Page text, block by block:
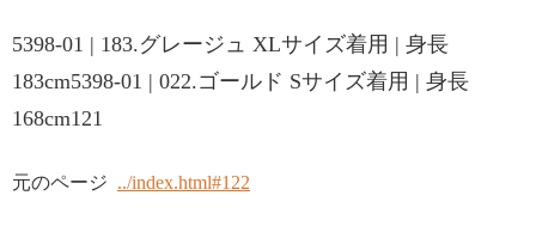
5398-01 | 183.グレージュ XLサイズ着用 | 身長
183cm5398-01 | 022.ゴールド Sサイズ着用 | 身長
168cm121
元のページ ../index.html#122